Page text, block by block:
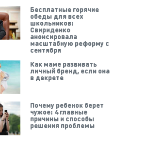
Бесплатные горячие
обеды для всех
школьников:
Свириденко
анонсировала
масштабную реформу с
сентября
Как маме развивать
личный бренд, если она
в декрете
Почему ребенок берет
чужое: 4 главные
причины и способы
решения проблемы